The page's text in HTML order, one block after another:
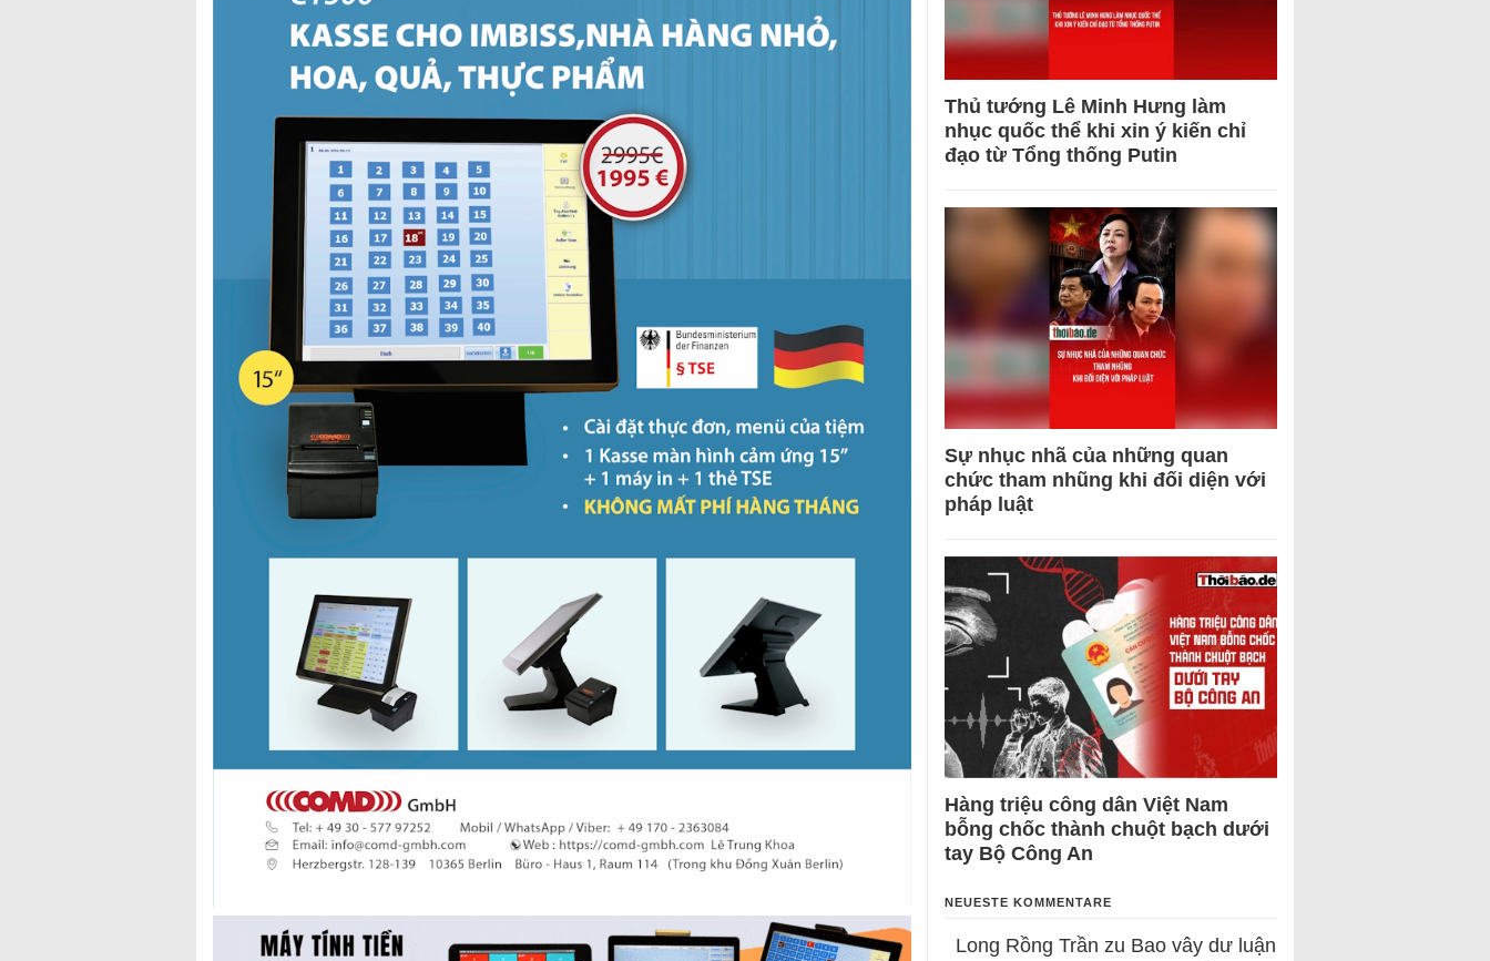
Thủ tướng Lê Minh Hưng làm
nhục quốc thể khi xin ý kiến chỉ
đạo từ Tổng thống Putin
Sự nhục nhã của những quan
chức tham nhũng khi đối diện với
pháp luật
Hàng triệu công dân Việt Nam
bỗng chốc thành chuột bạch dưới
tay Bộ Công An
NEUESTE KOMMENTARE
Long Rồng Trần zu Bao vây dư luận